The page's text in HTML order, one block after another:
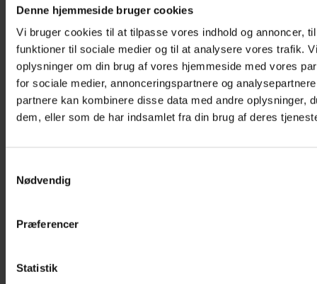
Denne hjemmeside bruger cookies
Vi bruger cookies til at tilpasse vores indhold og annoncer,
funktioner til sociale medier og til at analysere vores trafik.
oplysninger om din brug af vores hjemmeside med vores
for sociale medier, annonceringspartnere og
partnere kan kombinere disse data med andre oplysninger,
dem, eller som de har indsamlet fra din brug af deres
Nødvendig
Præferencer
Statistik
Øjenklap
Unicorns
antal
Tilføj til kurv
Varenummer (SKU): KF-BR-K-0040
Kategori:
Øjenklapper til børn med briller
Beskrivelse
Yderligere information
Denne øjenklap med enhjørninge er designet til børn,
øje i amblyopi-behandling. Hvis dit barn ikke bruger
flotteøjenplastre
udviklet af en engelsk ortoptist med speciale i
syntræning for børn. De er kompatible med alle typer
Desuden er de CE-mærket, hudvenlige og kan